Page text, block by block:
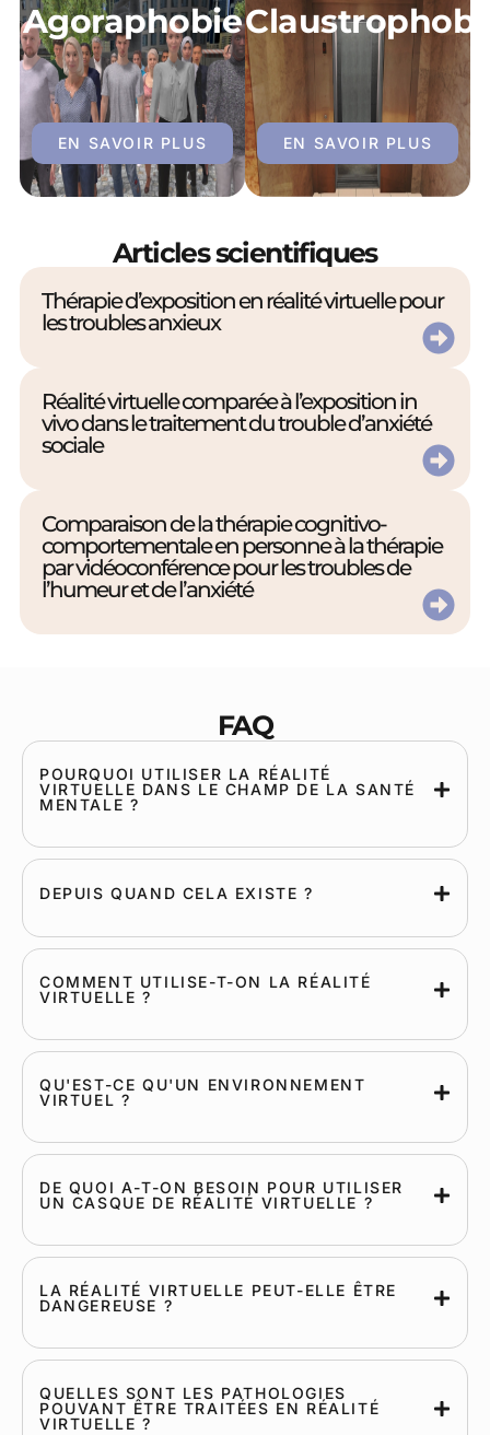
Agoraphobie
EN SAVOIR PLUS EN SAVOIR PLUS
Articles scientifiques
Thérapie d’exposition en réalité virtuelle pour
les troubles anxieux
Réalité virtuelle comparée à l’exposition in
vivo dans le traitement du trouble d’anxiété
sociale
Comparaison de la thérapie cognitivo-
comportementale en personne à la thérapie
par vidéoconférence pour les troubles de
l’humeur et de l’anxiété
FAQ
POURQUOI UTILISER LA RÉALITÉ
VIRTUELLE DANS LE CHAMP DE LA SANTÉ
MENTALE ?
DEPUIS QUAND CELA EXISTE ?
COMMENT UTILISE-T-ON LA RÉALITÉ
VIRTUELLE ?
QU'EST-CE QU'UN ENVIRONNEMENT
VIRTUEL ?
DE QUOI A-T-ON BESOIN POUR UTILISER
UN CASQUE DE RÉALITÉ VIRTUELLE ?
LA RÉALITÉ VIRTUELLE PEUT-ELLE ÊTRE
DANGEREUSE ?
QUELLES SONT LES PATHOLOGIES
POUVANT ÊTRE TRAITÉES EN RÉALITÉ
VIRTUELLE ?